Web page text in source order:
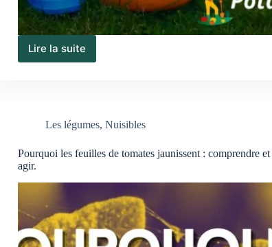
Lire la suite
Que
juin
:
guide
des
du
mois
Les légumes, Nuisibles
Pourquoi les feuilles de tomates jaunissent : comprendre et
agir.